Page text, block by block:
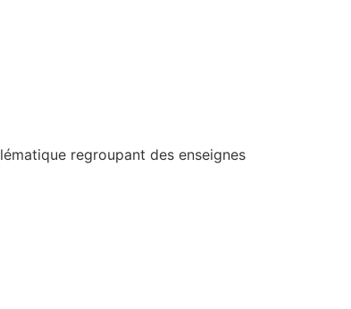
regroupant des enseignes